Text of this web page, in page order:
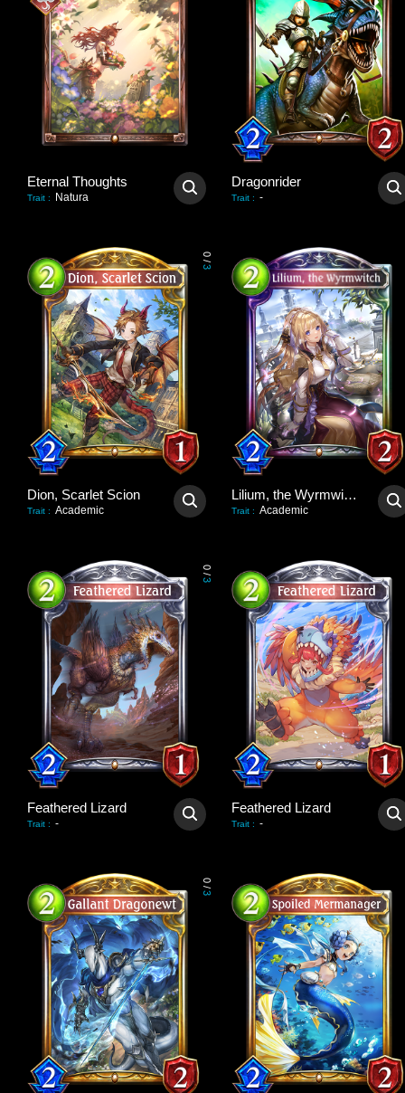
Eternal Thoughts
Trait : Natura
Dragonrider
Trait : -
0
/
3
Dion, Scarlet Scion
Trait : Academic
Lilium, the Wyrmwitch
Trait : Academic
0
/
3
Feathered Lizard
Trait : -
Feathered Lizard
Trait : -
0
/
3